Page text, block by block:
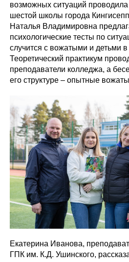
возможных ситуаций проводила
шестой школы города
Наталья Владимировна
психологические тесты по
случится с вожатыми и детьми в
Теоретический практикум
преподаватели колледжа, а
его структуре – опытные
Екатерина Иванова,
ГПК им. К.Д. Ушинского,